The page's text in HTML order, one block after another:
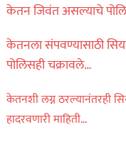
केतन जिवंत असल्याचे
केतनला संपवण्यासाठी
पोलिसही चक्रावले…
केतनशी लग्न ठरल्यानंतरही
हादरवणारी माहिती…